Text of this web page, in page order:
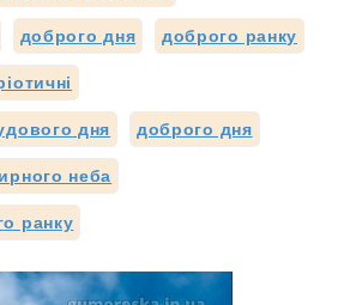
доброго дня доброго ранку
дня доброго дня
неба
ранку